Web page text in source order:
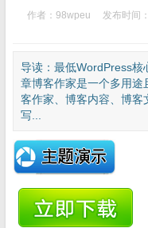
作者：98wpeu 发布时间
导读：最低WordPress核
章博客作家是一个多用
客作家、博客内容、博客
写...